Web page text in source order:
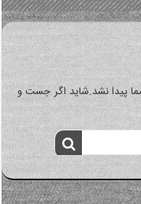
پیدا نشد.شاید اگر جست و